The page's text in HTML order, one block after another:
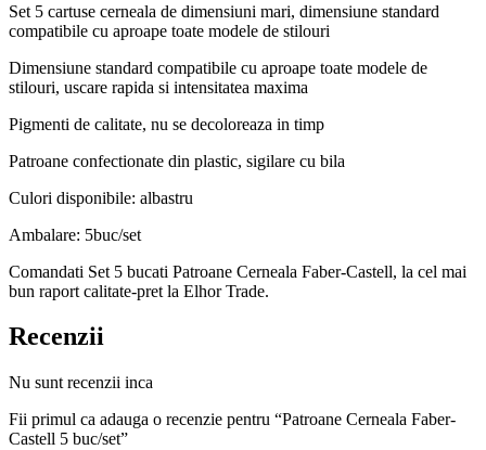
Set 5 cartuse cerneala de dimensiuni mari, dimensiune standard
compatibile cu aproape toate modele de stilouri
Dimensiune standard compatibile cu aproape toate modele de
stilouri, uscare rapida si intensitatea maxima
Pigmenti de calitate, nu se decoloreaza in timp
Patroane confectionate din plastic, sigilare cu bila
Culori disponibile: albastru
Ambalare: 5buc/set
Comandati Set 5 bucati Patroane Cerneala Faber-Castell, la cel mai
bun raport calitate-pret la Elhor Trade.
Recenzii
Nu sunt recenzii inca
Fii primul ca adauga o recenzie pentru “Patroane Cerneala Faber-
Castell 5 buc/set”